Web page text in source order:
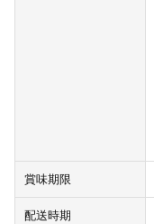
賞味期限
配送時期